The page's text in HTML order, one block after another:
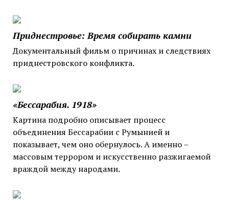
Приднестровье: Время собирать камни
Документальный фильм о причинах и следствиях
приднестровского конфликта.
«Бессарабия. 1918»
Картина подробно описывает процесс
объединения Бессарабии с Румынией и
показывает, чем оно обернулось. А именно –
массовым террором и искусственно разжигаемой
враждой между народами.